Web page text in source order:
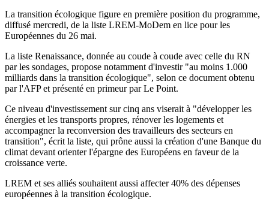
La transition écologique figure en première position du programme,
diffusé mercredi, de la liste LREM-MoDem en lice pour les
Européennes du 26 mai.
La liste Renaissance, donnée au coude à coude avec celle du RN
par les sondages, propose notamment d'investir "au moins 1.000
milliards dans la transition écologique", selon ce document obtenu
par l'AFP et présenté en primeur par Le Point.
Ce niveau d'investissement sur cinq ans viserait à "développer les
énergies et les transports propres, rénover les logements et
accompagner la reconversion des travailleurs des secteurs en
transition", écrit la liste, qui prône aussi la création d'une Banque du
climat devant orienter l'épargne des Européens en faveur de la
croissance verte.
LREM et ses alliés souhaitent aussi affecter 40% des dépenses
européennes à la transition écologique.